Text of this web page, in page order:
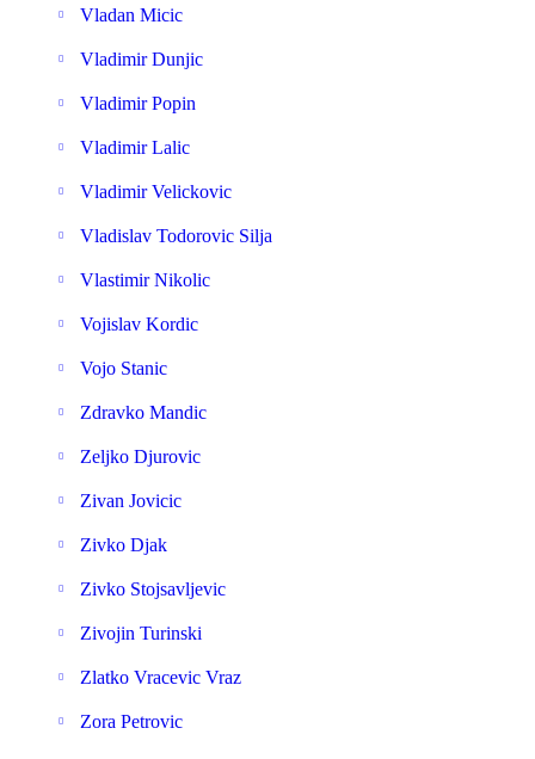
Vladan Micic
Vladimir Dunjic
Vladimir Popin
Vladimir Lalic
Vladimir Velickovic
Vladislav Todorovic Silja
Vlastimir Nikolic
Vojislav Kordic
Vojo Stanic
Zdravko Mandic
Zeljko Djurovic
Zivan Jovicic
Zivko Djak
Zivko Stojsavljevic
Zivojin Turinski
Zlatko Vracevic Vraz
Zora Petrovic